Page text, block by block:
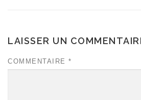
LAISSER UN
COMMENTAIRE *